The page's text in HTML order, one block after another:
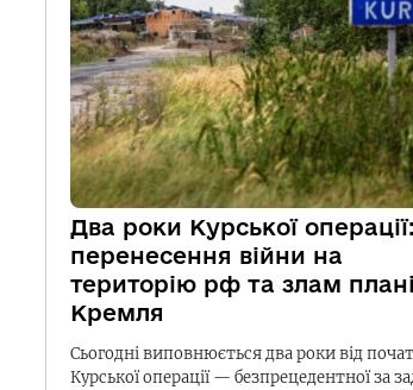
Два роки Курської операції:
перенесення війни на
територію рф та злам
Кремля
Сьогодні виповнюється два роки від
Курської операції — безпрецедентної за